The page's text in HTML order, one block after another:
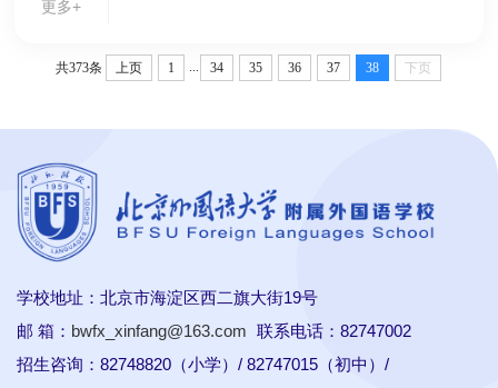
更多+
共373条 上页 1 ... 34 35 36 37 38 下页
学校地址：北京市海淀区西二旗大街19号
邮 箱： bwfx_xinfang@163.com 联系电话：82747002
招生咨询：82748820（小学）/ 82747015（初中）/